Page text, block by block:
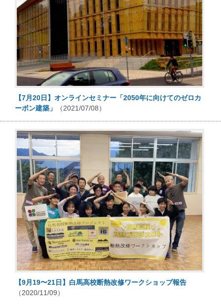
【7月20日】オンラインセミナー「2050年に向けてのゼロカ
ーボン建築」
（2021/07/08）
【9月19〜21日】白馬高校断熱改修ワークショップ報告
（2020/11/09）